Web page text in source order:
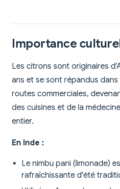
Importance
Les citrons sont originaires
ans et se sont répandus
routes commerciales,
des cuisines et de la
entier.
En Inde :
Le nimbu pani (limonade)
rafraîchissante d'été